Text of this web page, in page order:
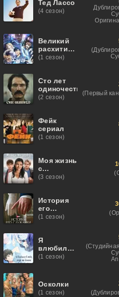
Тед Лассо
(4 сезон)
Великий
расхититель
гробниц
(1 сезон)
Сто лет
одиночества
(2 сезон)
(Первый
Фейк
сериал
(1 сезон)
Моя жизнь
с
мальчиками
(3 сезон)
История
его
служанки
(1 сезон)
Я
влюбился
в тебя,
лунной
ночи
(1 сезон)
Осколки
(1 сезон)